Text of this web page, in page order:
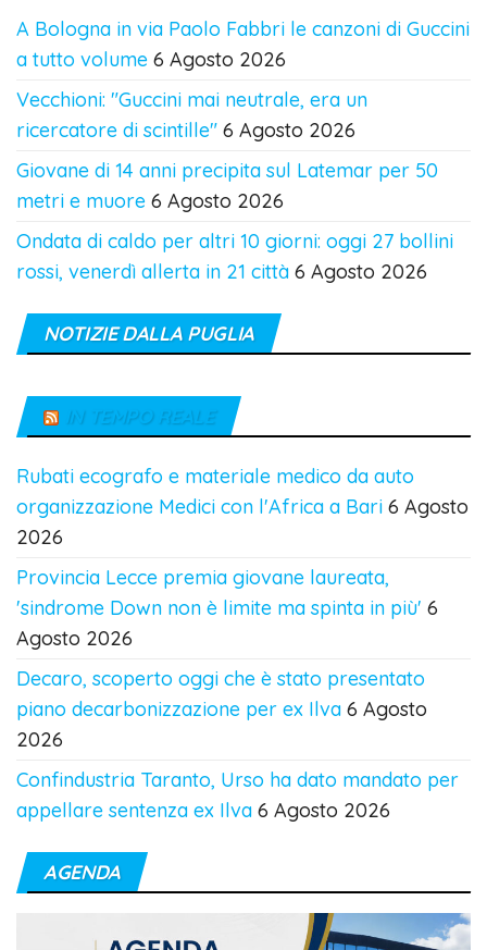
A Bologna in via Paolo Fabbri le canzoni di Guccini
a tutto volume 6 Agosto 2026
Vecchioni: "Guccini mai neutrale, era un
ricercatore di scintille" 6 Agosto 2026
Giovane di 14 anni precipita sul Latemar per 50
metri e muore 6 Agosto 2026
Ondata di caldo per altri 10 giorni: oggi 27 bollini
rossi, venerdì allerta in 21 città 6 Agosto 2026
NOTIZIE DALLA PUGLIA
IN TEMPO REALE
Rubati ecografo e materiale medico da auto
organizzazione Medici con l'Africa a Bari 6 Agosto
2026
Provincia Lecce premia giovane laureata,
'sindrome Down non è limite ma spinta in più' 6
Agosto 2026
Decaro, scoperto oggi che è stato presentato
piano decarbonizzazione per ex Ilva 6 Agosto
2026
Confindustria Taranto, Urso ha dato mandato per
appellare sentenza ex Ilva 6 Agosto 2026
AGENDA